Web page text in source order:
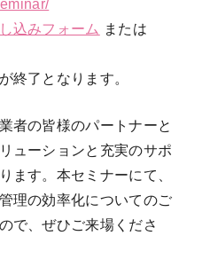
込みフォーム または
終了となります。
者の皆様のパートナーと
ューションと充実のサポ
ます。本セミナーにて、
理の効率化についてのご
で、ぜひご来場くださ